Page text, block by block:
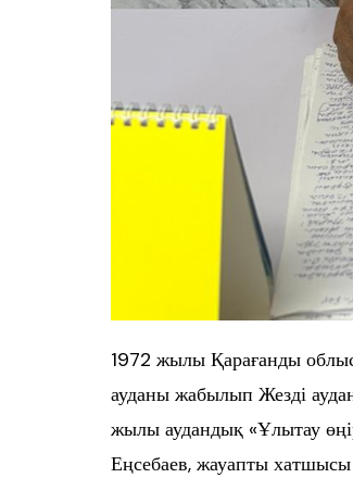
1972 жылы Қарағанды
ауданы жабылып Жезді
жылы аудандық «Ұлытау
Еңсебаев, жауапты хатшысы